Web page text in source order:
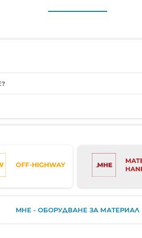
MHE - ОБОРУДВАНЕ ЗА МАТЕРИАЛ